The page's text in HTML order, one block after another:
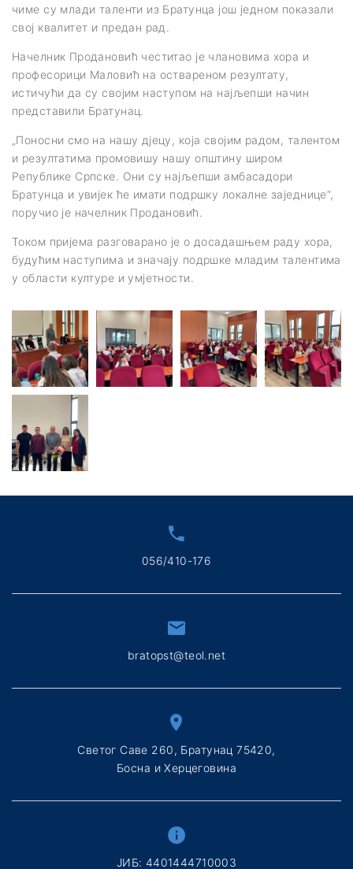
чиме су млади таленти из Братунца још једном показали
свој квалитет и предан рад.
Начелник Продановић честитао је члановима хора и
професорици Маловић на оствареном резултату,
истичући да су својим наступом на најљепши начин
представили Братунац.
„Поносни смо на нашу дјецу, која својим радом, талентом
и резултатима промовишу нашу општину широм
Републике Српске. Они су најљепши амбасадори
Братунца и увијек ће имати подршку локалне заједнице“,
поручио је начелник Продановић.
Током пријема разговарано је о досадашњем раду хора,
будућим наступима и значају подршке младим талентима
у области културе и умјетности.
056/410-176
bratopst@teol.net
Светог Саве 260, Братунац 75420,
Босна и Херцеговина
ЈИБ: 4401444710003